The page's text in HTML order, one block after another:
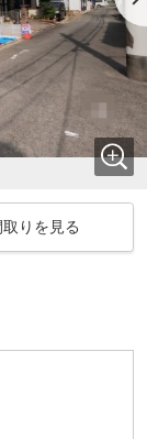
取りを見る